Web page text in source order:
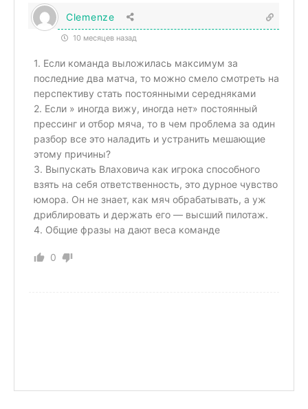
Clemenze
10 месяцев назад
1. Если команда выложилась максимум за
последние два матча, то можно смело смотреть на
перспективу стать постоянными середняками
2. Если » иногда вижу, иногда нет» постоянный
прессинг и отбор мяча, то в чем проблема за один
разбор все это наладить и устранить мешающие
этому причины?
3. Выпускать Влаховича как игрока способного
взять на себя ответственность, это дурное чувство
юмора. Он не знает, как мяч обрабатывать, а уж
дриблировать и держать его — высший пилотаж.
4. Общие фразы на дают веса команде
0